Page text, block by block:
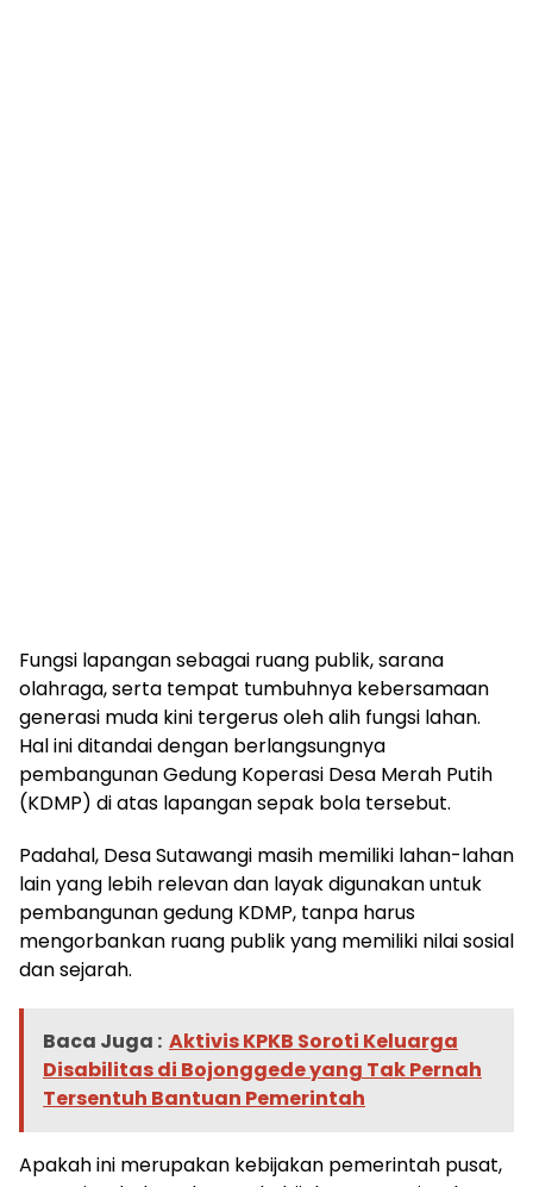
Fungsi lapangan sebagai ruang publik, sarana
olahraga, serta tempat tumbuhnya kebersamaan
generasi muda kini tergerus oleh alih fungsi lahan.
Hal ini ditandai dengan berlangsungnya
pembangunan Gedung Koperasi Desa Merah Putih
(KDMP) di atas lapangan sepak bola tersebut.
Padahal, Desa Sutawangi masih memiliki lahan-lahan
lain yang lebih relevan dan layak digunakan untuk
pembangunan gedung KDMP, tanpa harus
mengorbankan ruang publik yang memiliki nilai sosial
dan sejarah.
Baca Juga : Aktivis KPKB Soroti Keluarga
Disabilitas di Bojonggede yang Tak Pernah
Tersentuh Bantuan Pemerintah
Apakah ini merupakan kebijakan pemerintah pusat,